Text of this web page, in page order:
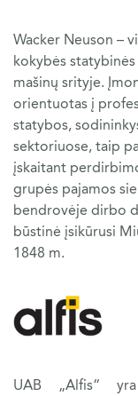
Wacker Neuson –
kokybės
mašinų srityje.
orientuotas į
statybos,
sektoriuose, taip
įskaitant
grupės pajamos
bendrovėje dirbo
būstinė įsikūrusi
1848 m.
UAB „Alfis“